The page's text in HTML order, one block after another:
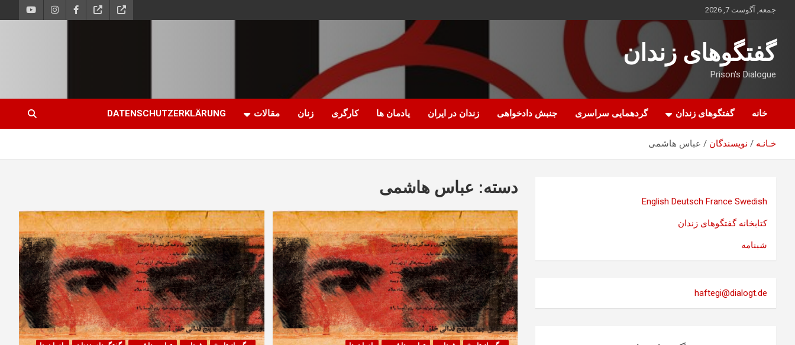
جمعه, آگوست 7, 2026
گفتگوهای زندان
Prison's Dialogue
خانه گفتگوهای زندان گردهمایی سراسری جنبش دادخواهی زندان در ایران یادمان ها کارگری زنان مقالات DATENSCHUTZERKLÄRUNG
خـانـه نویسندگان عباس هاشمی
دسته: عباس هاشمی
English Deutsch France Swedish
کتابخانه گفتگوهای زندان
شبنامه
haftegi@dialogt.de